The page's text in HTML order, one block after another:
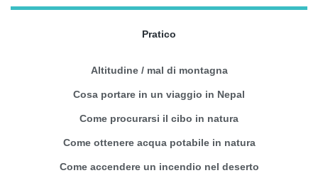
Pratico
Altitudine / mal di montagna
Cosa portare in un viaggio in Nepal
Come procurarsi il cibo in natura
Come ottenere acqua potabile in natura
Come accendere un incendio nel deserto